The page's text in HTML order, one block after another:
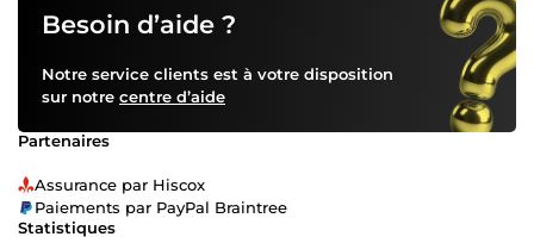
Besoin d’aide ?
Notre service clients est à votre disposition
sur notre centre d’aide
Partenaires
Assurance par Hiscox
Paiements par PayPal Braintree
Statistiques